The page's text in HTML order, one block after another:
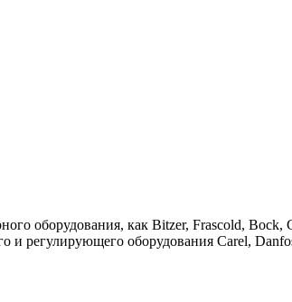
оборудования, как Bitzer, Frascold, Bock,
регулирующего оборудования Carel,